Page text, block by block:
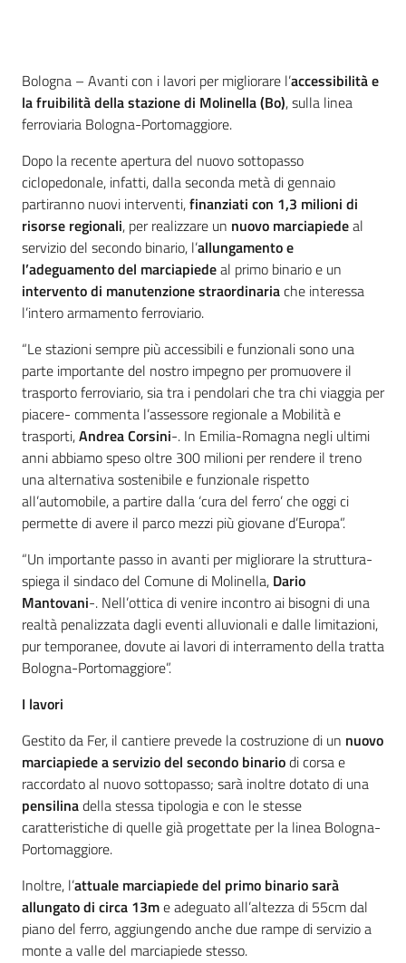
Contenuto
Bologna – Avanti con i lavori per migliorare l’accessibilità e
la fruibilità della stazione di Molinella (Bo), sulla linea
ferroviaria Bologna-Portomaggiore.
Dopo la recente apertura del nuovo sottopasso
ciclopedonale, infatti, dalla seconda metà di gennaio
partiranno nuovi interventi,finanziati con 1,3 milioni di
risorse regionali, per realizzare un nuovo marciapiedeal
servizio del secondo binario, l’allungamento e
l’adeguamento del marciapiedeal primo binario e un
intervento di manutenzione straordinariache interessa
l’intero armamento ferroviario.
“Le stazioni sempre più accessibili e funzionali sono una
parte importante del nostro impegno per promuovere il
trasporto ferroviario, sia tra i pendolari che tra chi viaggia per
piacere- commenta l’assessore regionale a Mobilità e
trasporti,Andrea Corsini-. In Emilia-Romagna negli ultimi
anni abbiamo speso oltre 300 milioni per rendere il treno
una alternativa sostenibile e funzionale rispetto
all’automobile, a partire dalla ‘cura del ferro’ che oggi ci
permette di avere il parco mezzi più giovane d’Europa”.
“Un importante passo in avanti per migliorare la struttura-
spiega il sindaco del Comune di Molinella, Dario
Mantovani-. Nell’ottica di venire incontro ai bisogni di una
realtà penalizzata dagli eventi alluvionali e dalle limitazioni,
pur temporanee, dovute ai lavori di interramento della tratta
Bologna-Portomaggiore”.
I lavori
Gestito da Fer, il cantiere prevede la costruzione di un nuovo
marciapiede a servizio del secondo binariodi corsa e
raccordato al nuovo sottopasso; sarà inoltre dotato di una
pensilinadella stessa tipologia e con le stesse
caratteristiche di quelle già progettate per la linea Bologna-
Portomaggiore.
Inoltre, l’attuale marciapiede del primo binario sarà
allungato di circa 13me adeguato all’altezza di 55cm dal
piano del ferro, aggiungendo anche due rampe di servizio a
monte a valle del marciapiede stesso.